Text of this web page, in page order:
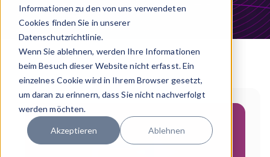
Informationen zu den von uns verwendeten
Cookies finden Sie in unserer
Datenschutzrichtlinie.
Wenn Sie ablehnen, werden Ihre Informationen
beim Besuch dieser Website nicht erfasst. Ein
einzelnes Cookie wird in Ihrem Browser gesetzt,
um daran zu erinnern, dass Sie nicht nachverfolgt
werden möchten.
Akzeptieren Ablehnen